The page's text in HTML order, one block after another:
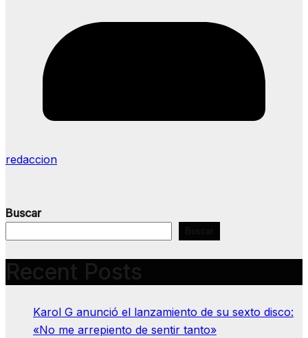
redaccion
Buscar
Buscar
Recent Posts
Karol G anunció el lanzamiento de su sexto disco:
«No me arrepiento de sentir tanto»